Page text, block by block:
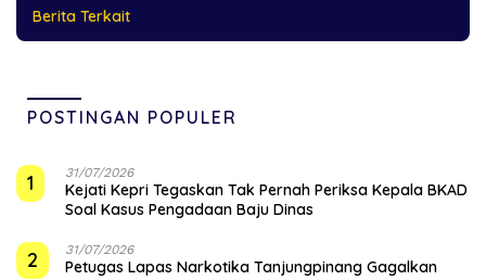
Berita Terkait
POSTINGAN POPULER
1 31/07/2026
Kejati Kepri Tegaskan Tak Pernah Periksa Kepala BKAD
Soal Kasus Pengadaan Baju Dinas
2 31/07/2026
Petugas Lapas Narkotika Tanjungpinang Gagalkan